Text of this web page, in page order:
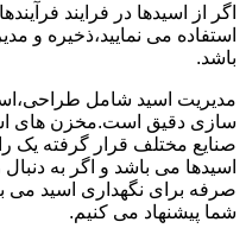
اگر از اسیدها در فرایند
استفاده می نمایید،ذخیره و
باشد.
مدیریت اسید شامل
سازی دقیق است.مخزن های
صنایع مختلف قرار گرفته یک
اسیدها می باشد و اگر به
صرفه برای نگهداری اسید می
شما پیشنهاد می کنیم.